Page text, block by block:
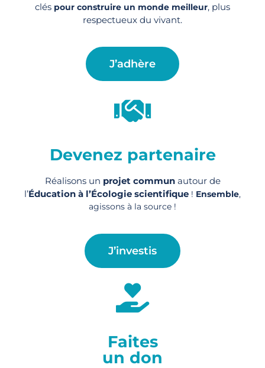
clés pour construire un monde meilleur, plus
respectueux du vivant.
J’adhère
Devenez partenaire
Réalisons un projet communautour de
l’Éducation à l’Écologie scientifique ! Ensemble,
agissons à la source !
J’investis
Faites
un don